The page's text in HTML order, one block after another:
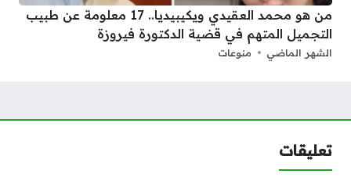
من هو محمد العقيدي ويكيبيديا.. 17 معلومة عن طبيب
التجميل المتهم في قضية الدكتورة فيروزة
الشهر الماضي منوعات
تعليقات